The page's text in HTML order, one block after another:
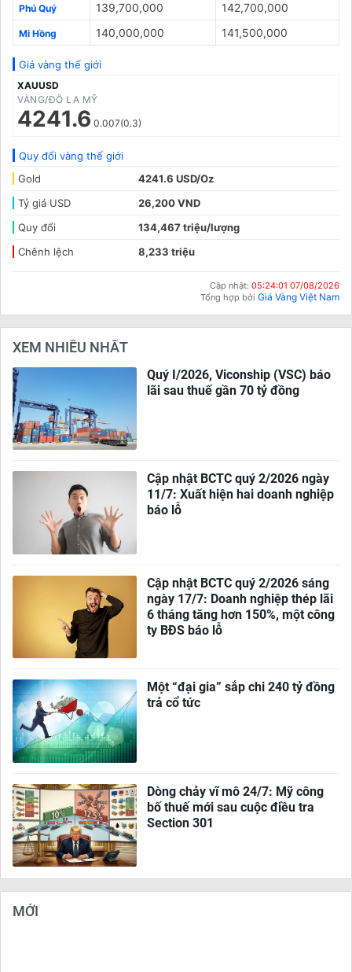
Phú Quý 139,700,000 142,700,000
Mi Hồng 140,000,000 141,500,000
Giá vàng thế giới
XAUUSD
VÀNG/ĐÔ LA MỸ
4241.6 0.007(0.3)
Quy đổi vàng thế giới
Gold
4241.6 USD/Oz
Tỷ giá USD
26,200 VND
Quy đổi
134,467 triệu/lượng
Chênh lệch
8,233 triệu
Cập nhật: 05:24:01 07/08/2026
Tổng hợp bởi Giá Vàng Việt Nam
XEM NHIỀU NHẤT
Quý I/2026, Viconship (VSC) báo
lãi sau thuế gần 70 tỷ đồng
Cập nhật BCTC quý 2/2026 ngày
11/7: Xuất hiện hai doanh nghiệp
báo lỗ
Cập nhật BCTC quý 2/2026 sáng
ngày 17/7: Doanh nghiệp thép lãi
6 tháng tăng hơn 150%, một công
ty BĐS báo lỗ
Một “đại gia” sắp chi 240 tỷ đồng
trả cổ tức
Dòng chảy vĩ mô 24/7: Mỹ công
bố thuế mới sau cuộc điều tra
Section 301
MỚI